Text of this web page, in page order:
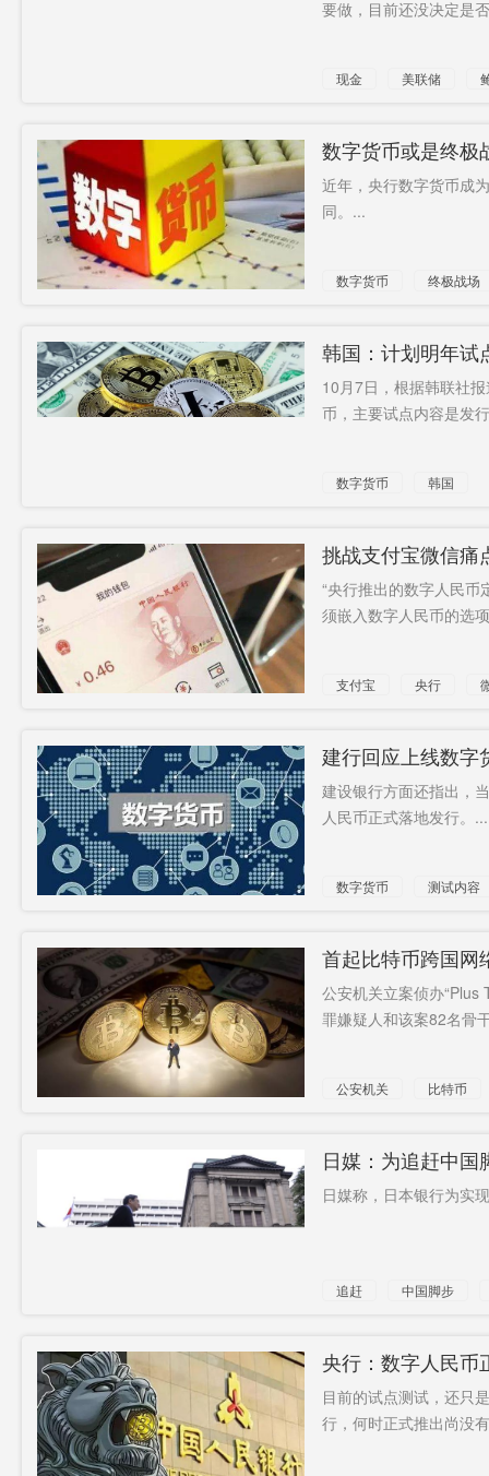
要做，目前还没决定是
现金 美联储
数字货币或是终极
近年，央行数字货币成
同。...
数字货币 终极战场
韩国：计划明年试
10月7日，根据韩联社
币，主要试点内容是发
数字货币 韩国
挑战支付宝微信痛
“央行推出的数字人民
须嵌入数字人民币的选
支付宝 央行
建行回应上线数字
行
建设银行方面还指出，
人民币正式落地发行。...
数字货币 测试内容
首起比特币跨国网
公安机关立案侦办“Plus
罪嫌疑人和该案82名骨
公安机关 比特币
日媒：为追赶中
日媒称，日本银行为实
追赶
中国脚步
央行：数字人民币
目前的试点测试，还只
行，何时正式推出尚没